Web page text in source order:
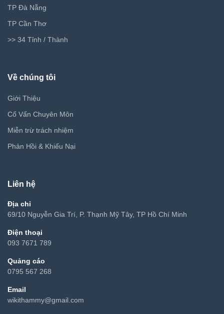
TP Đà Nẵng
TP Cần Thơ
>> 34 Tỉnh / Thành
Về chúng tôi
Giới Thiệu
Cố Vấn Chuyên Môn
Miễn trừ trách nhiệm
Phản Hồi & Khiếu Nại
Liên hệ
Địa chỉ
69/10 Nguyễn Gia Trí, P. Thạnh Mỹ Tây, TP Hồ Chí Minh
Điện thoại
093 7671 789
Quảng cáo
0795 567 268
Email
wikithammy@gmail.com